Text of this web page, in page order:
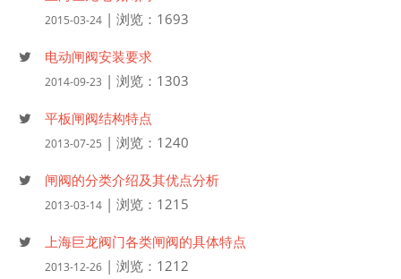
2015-03-24 | 浏览：1693
电动闸阀安装要求
2014-09-23 | 浏览：1303
平板闸阀结构特点
2013-07-25 | 浏览：1240
闸阀的分类介绍及其优点分析
2013-03-14 | 浏览：1215
上海巨龙阀门各类闸阀的具体特点
2013-12-26 | 浏览：1212